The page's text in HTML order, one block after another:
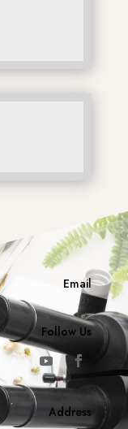
Email
Follow Us
Address